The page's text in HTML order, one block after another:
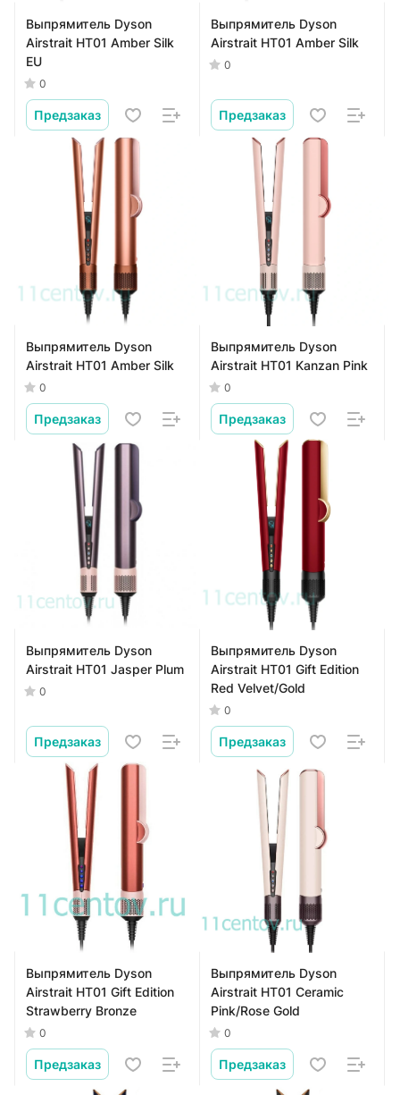
Выпрямитель Dyson
Airstrait HT01 Amber Silk
EU
0
Предзаказ
Выпрямитель Dyson
Airstrait HT01 Amber Silk
0
Предзаказ
Выпрямитель Dyson
Airstrait HT01 Amber Silk
0
Предзаказ
Выпрямитель Dyson
Airstrait HT01 Kanzan Pink
0
Предзаказ
Выпрямитель Dyson
Airstrait HT01 Jasper Plum
0
Предзаказ
Выпрямитель Dyson
Airstrait HT01 Gift Edition
Red Velvet/Gold
0
Предзаказ
Выпрямитель Dyson
Airstrait HT01 Gift Edition
Strawberry Bronze
0
Предзаказ
Выпрямитель Dyson
Airstrait HT01 Ceramic
Pink/Rose Gold
0
Предзаказ